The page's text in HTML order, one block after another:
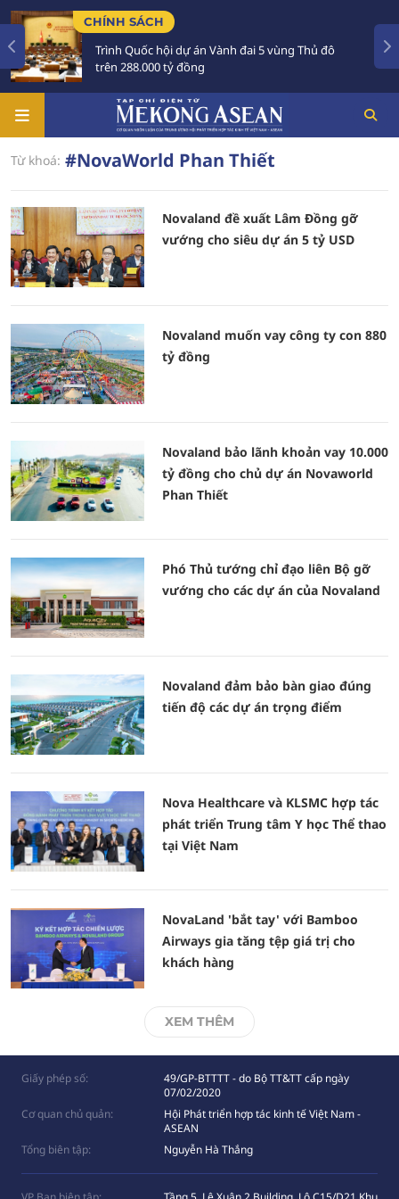
CHÍNH SÁCH
Trình Quốc hội dự án Vành đai 5 vùng Thủ đô
trên 288.000 tỷ đồng
Từ khoá: #NovaWorld Phan Thiết
Novaland đề xuất Lâm Đồng gỡ
vướng cho siêu dự án 5 tỷ USD
Novaland muốn vay công ty con 880
tỷ đồng
Novaland bảo lãnh khoản vay 10.000
tỷ đồng cho chủ dự án Novaworld
Phan Thiết
Phó Thủ tướng chỉ đạo liên Bộ gỡ
vướng cho các dự án của Novaland
Novaland đảm bảo bàn giao đúng
tiến độ các dự án trọng điểm
Nova Healthcare và KLSMC hợp tác
phát triển Trung tâm Y học Thể thao
tại Việt Nam
NovaLand 'bắt tay' với Bamboo
Airways gia tăng tệp giá trị cho
khách hàng
XEM THÊM
Giấy phép số:
49/GP-BTTTT - do Bộ TT&TT cấp ngày
07/02/2020
Cơ quan chủ quản:
Hội Phát triển hợp tác kinh tế Việt Nam -
ASEAN
Tổng biên tập:
Nguyễn Hà Thắng